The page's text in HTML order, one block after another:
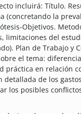
incluirá: Título.
(concretando la
Objetivos.
limitaciones del
Plan de Trabajo y
el tema:
práctica en relación
de los
los posibles